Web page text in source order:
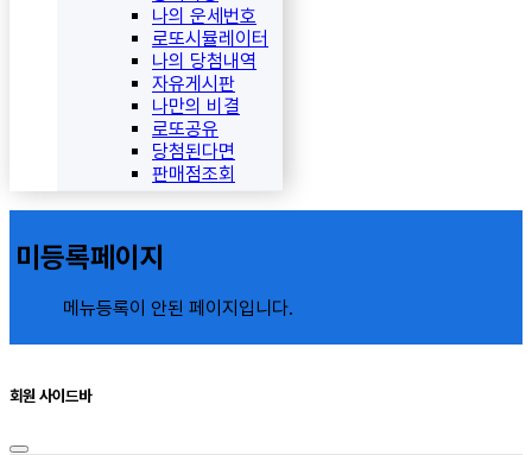
나의 운세번호
로또시뮬레이터
나의 당첨내역
자유게시판
나만의 비결
로또공유
당첨된다면
판매점조회
미등록페이지
메뉴등록이 안된 페이지입니다.
회원 사이드바